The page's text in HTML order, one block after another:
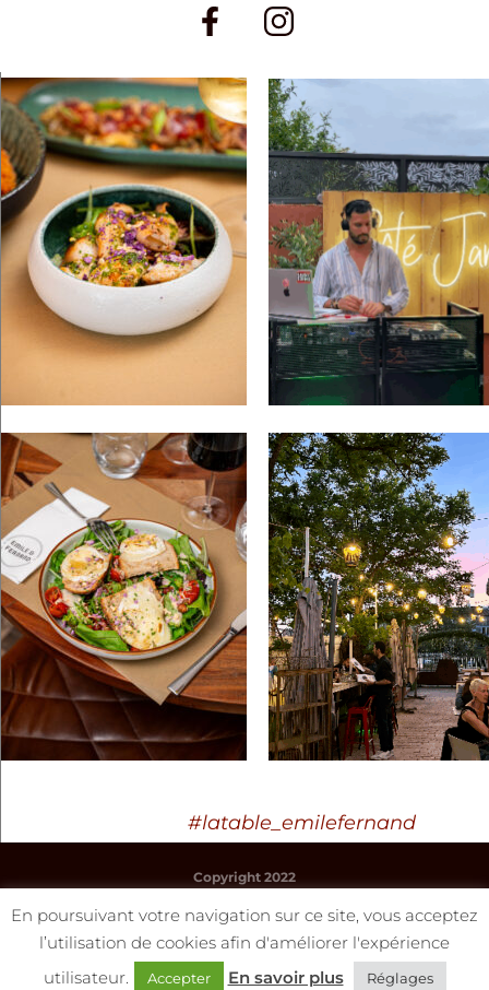
#latable_emilefernand
Copyright 2022
Mentions légales
En poursuivant votre navigation sur ce site, vous acceptez
l’utilisation de cookies afin d'améliorer l'expérience
utilisateur.
Accepter En savoir plus Réglages